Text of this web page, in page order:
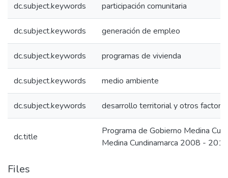
dc.subject.keywords participación comunitaria
dc.subject.keywords generación de empleo
dc.subject.keywords programas de vivienda
dc.subject.keywords medio ambiente
dc.subject.keywords desarrollo territorial y otros
dc.title
Programa de Gobierno Medina
Medina Cundinamarca 2008 - 2011
Files